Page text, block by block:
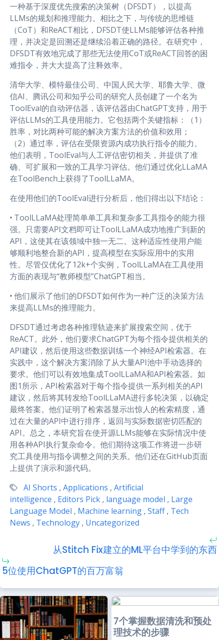
一种基于深度优先搜索的决策树（DFSDT），以提高
LLMs的规划和推理能力。相比之下，与传统的思维链
（CoT）和ReACT相比，DFSDT使LLMs能够评估各种推
理，并决定是回溯还是继续沿着正确的路径。在研究中，
DFSDT有效地完成了那些无法使用CoT或ReACT回答的困
难指令，并大大提高了注释效率。
清华大学、模特最佳公司、中国人民大学、耶鲁大学、微
信AI、腾讯公司和知乎公司的研究人员创建了一个名为
ToolEval的自动评估器，该评估器由ChatGPT支持，用于
评估LLMs的工具使用能力。它包括两个关键指标：（1）
胜率，对比两种可能的解决方案方法的价值和效用；
（2）通过率，评估在受限资源内成功执行指令的能力。
他们表明，ToolEval与人工评估密切相关，并提供了准
确、可扩展和一致的工具学习评估。他们通过优化LLaMA
在ToolBench上获得了ToolLLaMA。
在使用他们的ToolEval进行分析后，他们得出以下结论：
• ToolLLaMA处理简单单工具和复杂多工具指令的能力很
强。只需要API文档即可让ToolLLaMA成功地推广到新的
API，这使其在该领域中独一无二。这种适应性使用户能
够顺利地整合新的API，提高模型在实际应用中的实用
性。尽管仅优化了12k+个实例，ToolLLaMA在工具使用
方面的表现与“教师模型”ChatGPT相当。
• 他们展示了他们的DFSDT如何作为一种广泛的决策方法
来提高LLMs的推理能力。
DFSDT通过考虑各种推理轨迹来扩展搜索空间，优于
ReACT。此外，他们要求ChatGPT为每个指令提供相关的
API建议，然后使用这些数据训练一个神经API检索器。在
实践中，这个解决方案消除了从大量API池中手动选择的
要求。他们可以有效地集成ToolLLaMA和API检索器。如
图1所示，API检索器对于每个指令提供一系列相关的API
建议，然后将其转发给ToolLLaMA进行多轮决策，以确定
最终答案。他们证明了检索器显示出惊人的检索精度，通
过在大量的API中进行排序，返回与实际数据密切匹配的
API。总之，本研究旨在使开源LLMs能够在实际情况中使
用各种API执行复杂命令。他们期待这项工作将进一步研
究工具使用与指令调整之间的关系。他们还在GitHub页面
上提供了演示和源代码。
AI Shorts , Applications , Artificial
intelligence , Editors Pick , language model , Large
Language Model , Machine learning , Staff , Tech
News , Technology , Uncategorized
从Stitch Fix建立的ML平台中学到的东西
5位使用ChatGPT的百万富翁
7个掌握数据清洗和预处
理技术的步骤